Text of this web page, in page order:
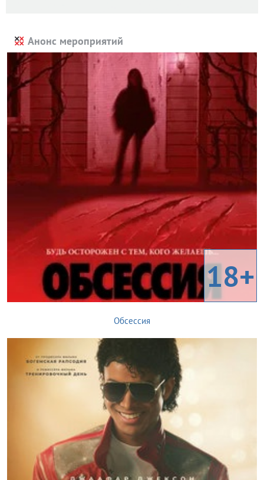
Анонс мероприятий
18+
Обсессия